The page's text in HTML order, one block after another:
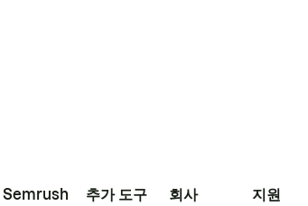
Semrush 추가 도구 회사 지원